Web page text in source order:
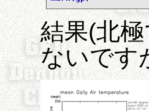
結果(北
ないです